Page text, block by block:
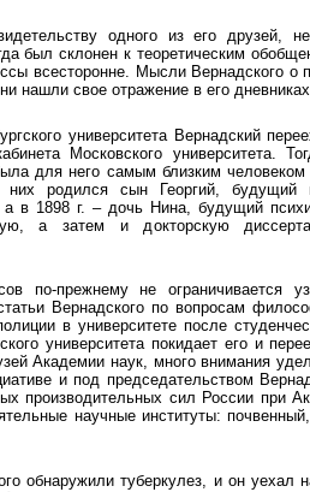
одного из его друзей,
был склонен к теоретическим
всесторонне. Мысли Вернадского о
нашли свое отражение в его
университета Вернадский
Московского
для него самым близким
родился сын Георгий, будущий
в 1898 г. – дочь Нина, будущий
а затем и докторскую
по-прежнему не ограничивается
Вернадского по вопросам
в университете после
университета покидает его и
Академии наук, много внимания
и под председательством
производительных сил России при
научные институты:
обнаружили туберкулез, и он уехал